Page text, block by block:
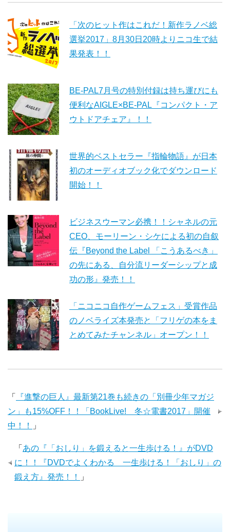
「次のヒット作はこれだ！新作ラノベ総
選挙2017」8月30日20時よりニコ生で結
果発表！！
BE-PAL7月号の特別付録は持ち運びにも
便利なAIGLE×BE-PAL『コンパクト・ア
ウトドアチェア』！！
世界的ベストセラー『指輪物語』が日本
初のオーディオブック化でダウンロード
開始！！
ビジネスウーマン必携！！シャネルの元
CEO、モーリーン・シケによる初の自叙
伝『Beyond the Label 「こうあるべき」
の先にある、自分流リーダーシップと成
功の形』発売！！
「ニコニコ自作ゲームフェス」受賞作品
のノベライズ本発売と「フリゲの本をま
とめてみたチャンネル」オープン！！
「
『進撃の巨人』最新第21巻も続きの「別冊少年マガジ
ン」も15%OFF！！「BookLive! 冬☆電書2017」開催
中！！
」
「 あの『「おしり」を鍛えると一生歩ける！』がDVD
に！！『DVDでよくわかる 一生歩ける！「おしり」の
鍛え方』発売！！
」